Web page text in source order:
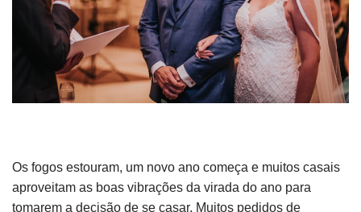
Os fogos estouram, um novo ano começa e muitos casais
aproveitam as boas vibrações da virada do ano para
tomarem a decisão de se casar. Muitos pedidos de